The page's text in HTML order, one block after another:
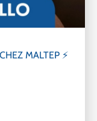
MALTEP ⚡